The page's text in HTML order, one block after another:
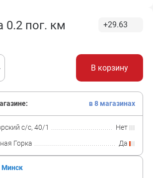
0.2 пог. км +29.63
В корзину
Минск
в 8 магазинах
с/с, 40/1
Нет
Горка
Да